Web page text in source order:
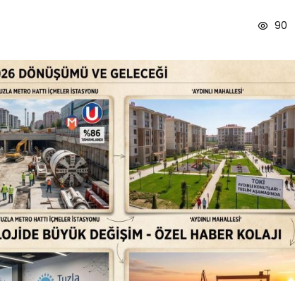
90
Blog
Dizüstü Bilgisayar
Seçiminde Performans